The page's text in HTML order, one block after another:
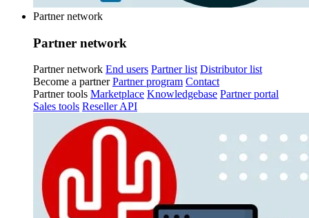
Partner network
Partner network
Partner network End users Partner list Distributor list
Become a partner Partner program Contact
Partner tools Marketplace Knowledgebase Partner portal
Sales tools Reseller API